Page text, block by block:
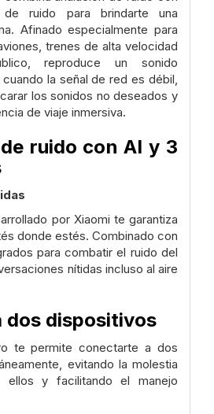
de ruido para brindarte una
Afinado especialmente para
trenes de alta velocidad
reproduce un sonido
la señal de red es débil,
los sonidos no deseados y
de viaje inmersiva.
ruido con AI y 3
por Xiaomi te garantiza
donde estés. Combinado con
para combatir el ruido del
nítidas incluso al aire
dos dispositivos
te permite conectarte a dos
evitando la molestia
ellos y facilitando el manejo